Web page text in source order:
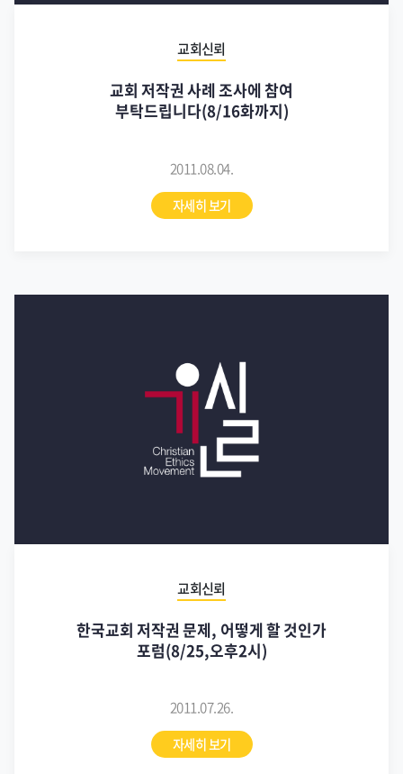
교회신뢰
교회 저작권 사례 조사에 참여
부탁드립니다(8/16화까지)
2011.08.04.
자세히 보기
교회신뢰
한국교회 저작권 문제, 어떻게 할 것인가
포럼(8/25,오후2시)
2011.07.26.
자세히 보기